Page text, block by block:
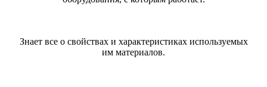
Знает все о свойствах и характеристиках используемых
им материалов.